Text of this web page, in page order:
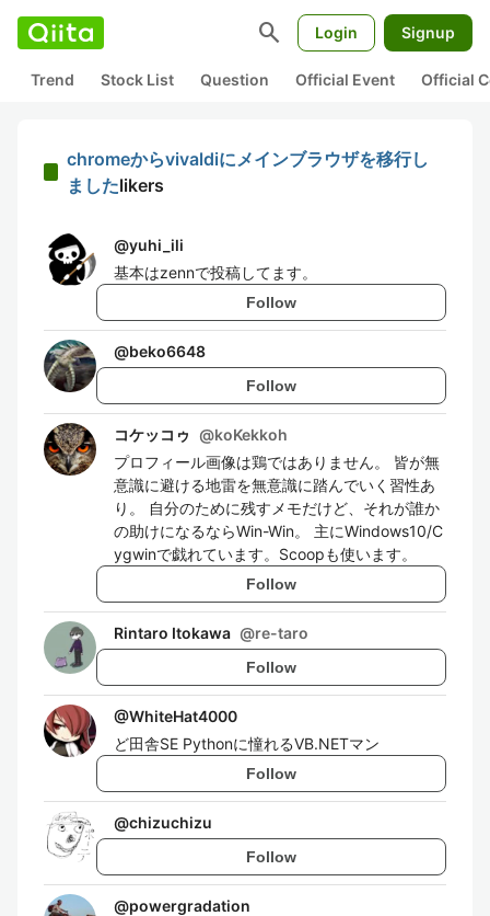
search Login Signup
Trend Stock List Question Official Event Official
chromeからvivaldiにメインブラウザを移行し
ましたlikers
@yuhi_ili
基本はzennで投稿してます。
Follow
@beko6648
Follow
コケッコゥ @koKekkoh
プロフィール画像は鶏ではありません。 皆が無
意識に避ける地雷を無意識に踏んでいく習性あ
り。 自分のために残すメモだけど、それが誰か
の助けになるならWin-Win。 主にWindows10/C
ygwinで戯れています。Scoopも使います。
Follow
Rintaro Itokawa @re-taro
Follow
@WhiteHat4000
ど田舎SE Pythonに憧れるVB.NETマン
Follow
@chizuchizu
Follow
@powergradation